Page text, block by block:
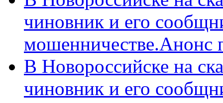
чиновник и его
мошенничестве.Анонс
В Новороссийске на
чиновник и его